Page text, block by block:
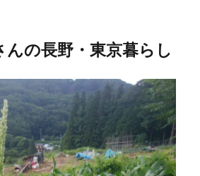
んの長野・東京暮らし